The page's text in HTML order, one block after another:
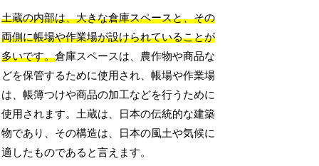
土蔵の内部は、大きな倉庫スペースと、その
両側に帳場や作業場が設けられていることが
多いです。倉庫スペースは、農作物や商品な
どを保管するために使用され、帳場や作業場
は、帳簿つけや商品の加工などを行うために
使用されます。土蔵は、日本の伝統的な建築
物であり、その構造は、日本の風土や気候に
適したものであると言えます。